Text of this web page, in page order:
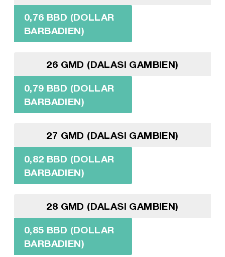
0,76 BBD (DOLLAR
BARBADIEN)
26 GMD (DALASI GAMBIEN)
0,79 BBD (DOLLAR
BARBADIEN)
27 GMD (DALASI GAMBIEN)
0,82 BBD (DOLLAR
BARBADIEN)
28 GMD (DALASI GAMBIEN)
0,85 BBD (DOLLAR
BARBADIEN)